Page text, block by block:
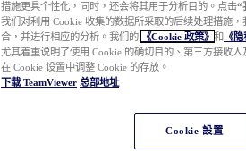
措施更具个性化，同时，还会将其用于分析目的。点击“
我们对利用 Cookie 收集的数据所采取的后续处理措施
合，并进行相应的分析。我们的
《Cookie 政策》 和 《
尤其着重说明了使用 Cookie 的确切目的、第三方接收
在 Cookie 设置中调整 Cookie 的存放。
下载 TeamViewer 总部地址
Cookie 設置